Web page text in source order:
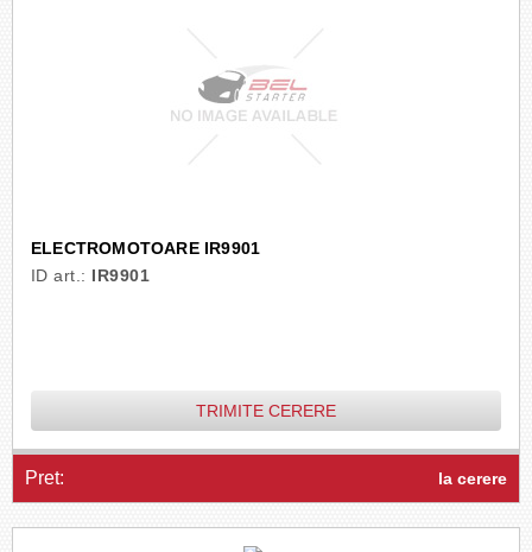
ELECTROMOTOARE IR9901
ID art.: IR9901
TRIMITE CERERE
Pret: la cerere